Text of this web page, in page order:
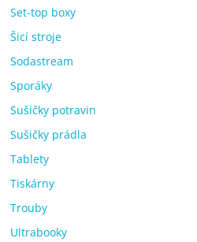
Set-top boxy
Šicí stroje
Sodastream
Sporáky
Sušičky potravin
Sušičky prádla
Tablety
Tiskárny
Trouby
Ultrabooky